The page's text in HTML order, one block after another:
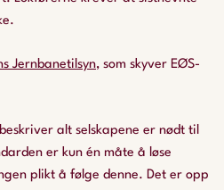
Jernbanetilsyn, som skyver EØS-
alt selskapene er nødt til
er kun én måte å løse
plikt å følge denne. Det er opp